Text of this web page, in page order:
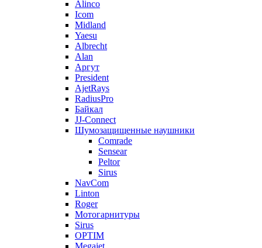
Alinco
Icom
Midland
Yaesu
Albrecht
Alan
Аргут
President
AjetRays
RadiusPro
Байкал
JJ-Connect
Шумозащищенные наушники
Comrade
Sensear
Peltor
Sirus
NavCom
Linton
Roger
Мотогарнитуры
Sirus
OPTIM
Megajet